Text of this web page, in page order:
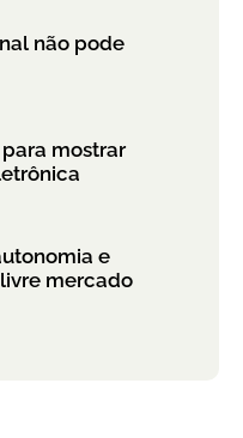
não pode
para mostrar
e
mercado